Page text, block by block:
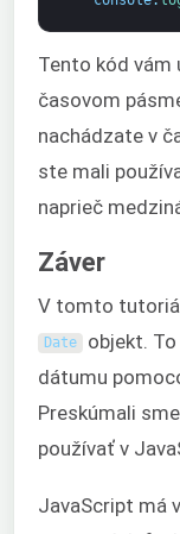
Tento kód vám
časovom
nachádzate v
ste mali
naprieč
Záver
V tomto
Date objekt. To
dátumu
Preskúmali
používať v
JavaScript má